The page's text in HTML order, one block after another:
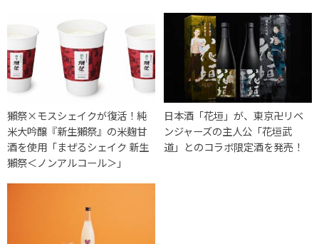
獺祭×モスシェイクが復活！純
米大吟醸『新生獺祭』の米麹甘
酒を使用「まぜるシェイク 新生
獺祭＜ノンアルコール＞」
日本酒「花垣」が、東京卍リベ
ンジャーズの主人公「花垣武
道」とのコラボ限定酒を発売！